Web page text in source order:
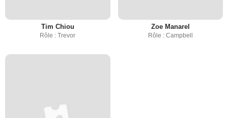
Tim Chiou
Rôle : Trevor
Zoe Manarel
Rôle : Campbell